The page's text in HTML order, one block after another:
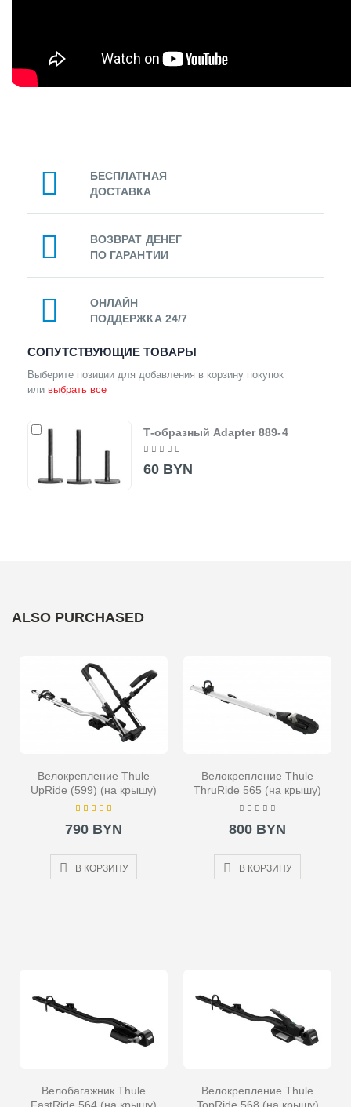
БЕСПЛАТНАЯ
ДОСТАВКА
ВОЗВРАТ ДЕНЕГ
ПО ГАРАНТИИ
ОНЛАЙН
ПОДДЕРЖКА 24/7
СОПУТСТВУЮЩИЕ ТОВАРЫ
Выберите позиции для добавления в корзину покупок
или выбрать все
Т-образный Adapter 889-4
60 BYN
ALSO PURCHASED
Велокрепление Thule
UpRide (599) (на крышу)
790 BYN
В КОРЗИНУ
Велокрепление Thule
ThruRide 565 (на крышу)
800 BYN
В КОРЗИНУ
Велобагажник Thule
Велокрепление Thule